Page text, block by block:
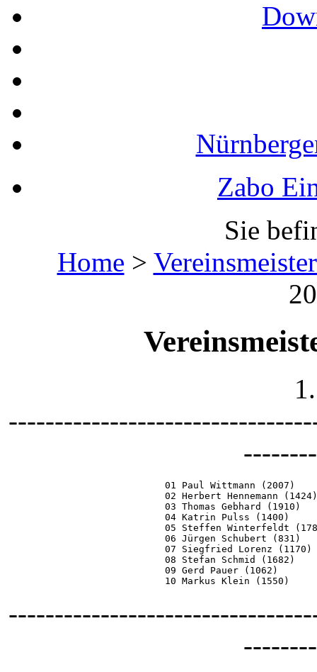
Zabo
Sie
Home >
01 Paul Wittmann (2007)
02 Herbert Hennemann
03 Thomas Gebhard (1910)
04 Katrin Pulss (1400)
05 Steffen Winterfeldt
06 Jürgen Schubert (831)
07 Siegfried Lorenz (1170)
08 Stefan Schmid (1682)
09 Gerd Pauer (1062)
10 Markus Klein (1550)